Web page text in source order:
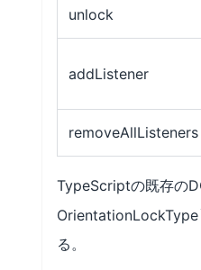
unlock
addListener
removeAllListeners
TypeScriptの既存の
る。